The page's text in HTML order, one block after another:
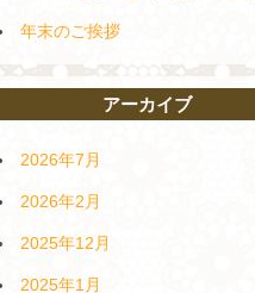
年末のご挨拶
アーカイブ
2026年7月
2026年2月
2025年12月
2025年1月